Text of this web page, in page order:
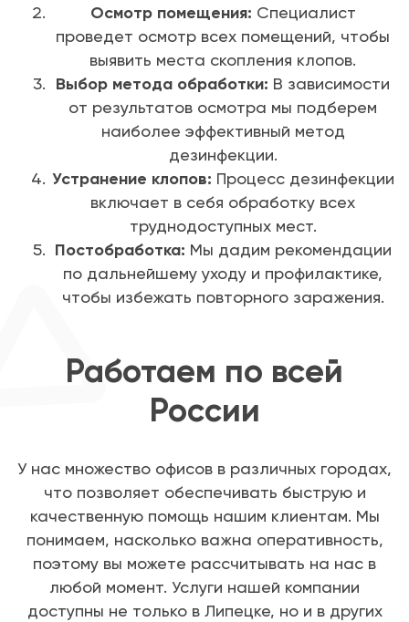
Осмотр помещения: Специалист
проведет осмотр всех помещений, чтобы
выявить места скопления клопов.
Выбор метода обработки: В зависимости
от результатов осмотра мы подберем
наиболее эффективный метод
дезинфекции.
Устранение клопов: Процесс дезинфекции
включает в себя обработку всех
труднодоступных мест.
Постобработка: Мы дадим рекомендации
по дальнейшему уходу и профилактике,
чтобы избежать повторного заражения.
Работаем по всей
России
У нас множество офисов в различных городах,
что позволяет обеспечивать быструю и
качественную помощь нашим клиентам. Мы
понимаем, насколько важна оперативность,
поэтому вы можете рассчитывать на нас в
любой момент. Услуги нашей компании
доступны не только в Липецке, но и в других